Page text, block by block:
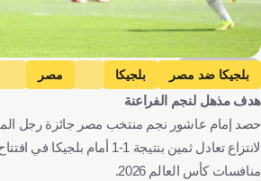
Getty Images
بلجيكا ضد مصر بلجيكا مصر
مصر
الولايات المتحدة
هدف مذهل لنجم الفراعنة
حصد إمام عاشور نجم منتخب مصر جائزة رجل
لانتزاع تعادل ثمين بنتيجة 1-1
منافسات كأس العالم 2026.